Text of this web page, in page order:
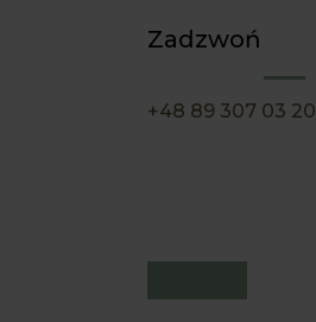
Zadzwoń
+48 89 307 03 20